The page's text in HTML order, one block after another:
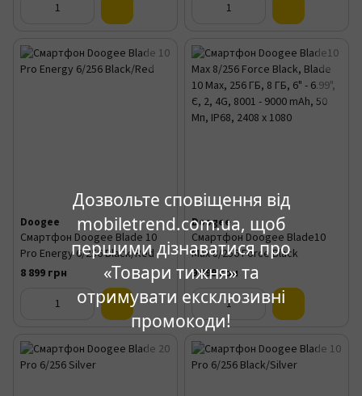
Дозвольте сповіщення від
mobiletrend.com.ua, щоб
першими дізнаватися про
«Товари тижня» та
отримувати ексклюзивні
промокоди!
Doogee
Смартфон Doogee Blade 10
Pro Energy 6/256 Black/Red
8 899 грн
Doogee
Смартфон Doogee Blade10
Max 8/256 Force Black
9 999 грн